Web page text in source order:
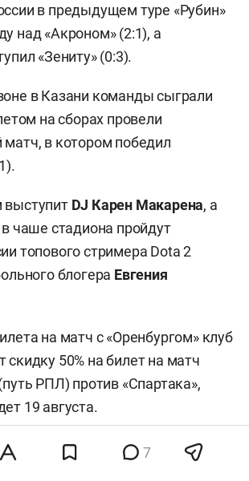
в предыдущем туре «Рубин»
над «Акроном» (2:1), а
«Зениту» (0:3).
в Казани команды сыграли
на сборах провели
в котором победил
DJ Карен Макарена, а
чаше стадиона пройдут
топового стримера Dota 2
блогера Евгения
на матч с «Оренбургом» клуб
скидку 50% на билет на матч
РПЛ) против «Спартака»,
19 августа.
можно приобрести в кассах
7